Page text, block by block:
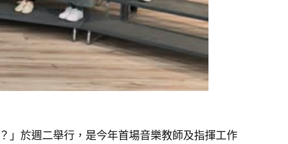
」於週二舉行，是今年首場音樂教師及指揮工作